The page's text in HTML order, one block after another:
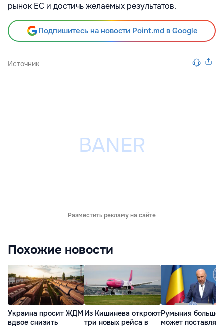
рынок ЕС и достичь желаемых результатов.
Подпишитесь на новости Point.md в Google
Источник
Разместить рекламу на сайте
Похожие новости
Украина просит ЖДМ
вдвое снизить
Из Кишинева откроют
три новых рейса в
Румыния больше
может поставлять